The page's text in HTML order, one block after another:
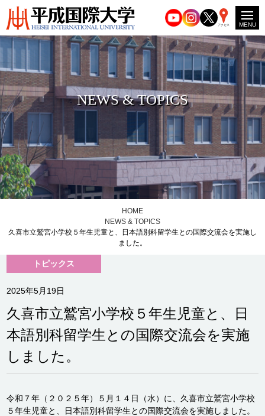
アクセス MENU
NEWS & TOPICS
HOME
NEWS & TOPICS
久喜市立鷲宮小学校５年生児童と、日本語別科留学生との国際交流会を実施し
ました。
トピックス
2025年5月19日
久喜市立鷲宮小学校５年生児童と、日
本語別科留学生との国際交流会を実施
しました。
令和７年（２０２５年）５月１４日（水）に、久喜市立鷲宮小学校
５年生児童と、日本語別科留学生との国際交流会を実施しました。